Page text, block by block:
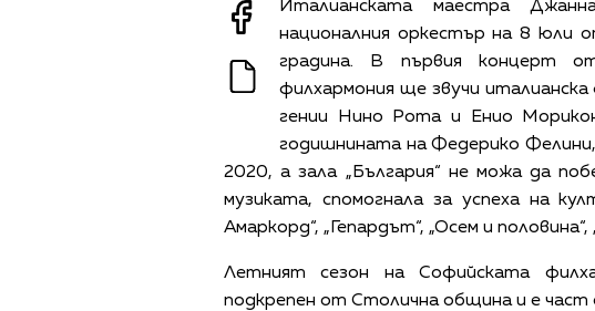
Италианската маестра
националния оркестър на 8 юли
градина. В първия концерт
филхармония ще звучи
гении Нино Рота и Енио
годишнината на Федерико Фелини,
2020, а зала „България“ не можа да
музиката, спомогнала за успеха на
Амаркорд“, „Гепардът“, „Осем и
Летният сезон на Софийската
подкрепен от Столична община и е част